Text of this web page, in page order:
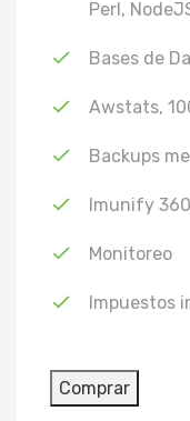
Perl,
Bases de
Awstats,
Backups
Imunify
Monitoreo
Impuestos